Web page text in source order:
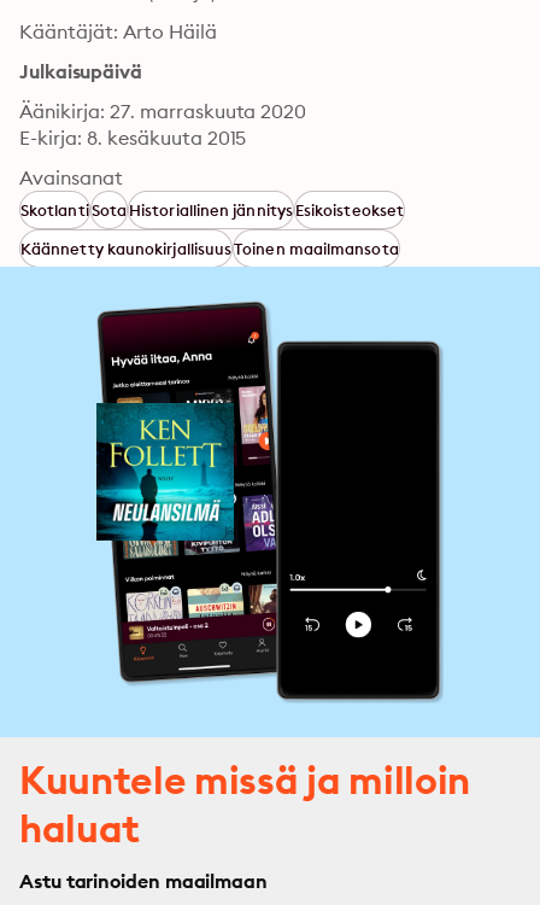
Kääntäjät: Arto Häilä
Julkaisupäivä
Äänikirja: 27. marraskuuta 2020
E-kirja: 8. kesäkuuta 2015
Avainsanat
SkotlantiSotaHistoriallinen jännitysEsikoisteokset
Käännetty kaunokirjallisuusToinen maailmansota
Kuuntele missä ja milloin
haluat
Astu tarinoiden maailmaan